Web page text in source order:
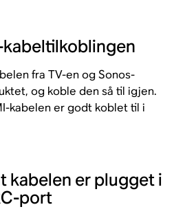
kabeltilkoblingen
fra TV-en og Sonos-
og koble den så til igjen.
kabelen er godt koblet til i
kabelen er plugget i
port